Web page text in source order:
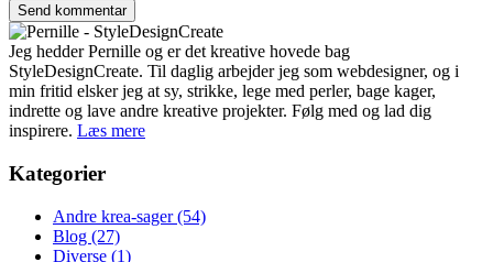
Jeg hedder Pernille og er det kreative hovede bag
StyleDesignCreate. Til daglig arbejder jeg som webdesigner, og i
min fritid elsker jeg at sy, strikke, lege med perler, bage kager,
indrette og lave andre kreative projekter. Følg med og lad dig
inspirere. Læs mere
Kategorier
Andre krea-sager(54)
Blog (27)
Diverse (1)